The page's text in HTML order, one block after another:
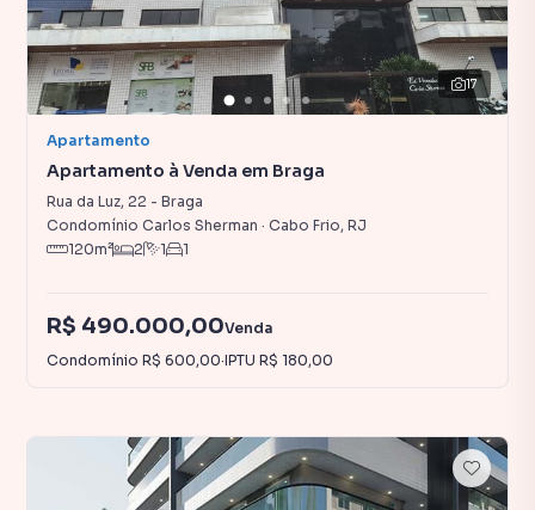
17
Apartamento
Apartamento à Venda em Braga
Rua da Luz, 22 - Braga
Condomínio Carlos Sherman · Cabo Frio, RJ
120m² 2 1 1
R$ 490.000,00Venda
Condomínio R$ 600,00·IPTU R$ 180,00